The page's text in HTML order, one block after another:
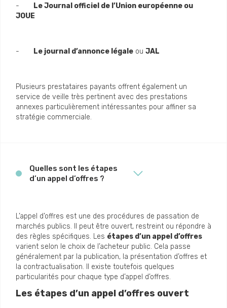
-
Le Journal officiel de l’Union européenne ou
JOUE
- Le journal d’annonce légale ou JAL
Plusieurs prestataires payants offrent également un
service de veille très pertinent avec des prestations
annexes particulièrement intéressantes pour affiner sa
stratégie commerciale.
Quelles sont les étapes
d’un appel d’offres ?
L’appel d’offres est une des procédures de passation de
marchés publics. Il peut être ouvert, restreint ou répondre à
des règles spécifiques. Les étapes d’un appel d’offres
varient selon le choix de l’acheteur public. Cela passe
généralement par la publication, la présentation d’offres et
la contractualisation. Il existe toutefois quelques
particularités pour chaque type d’appel d’offres.
Les étapes d’un appel d’offres ouvert